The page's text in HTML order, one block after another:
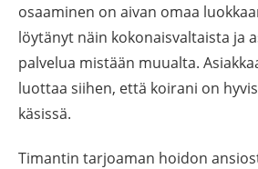
osaaminen on aivan omaa
löytänyt näin kokonaisvaltaista ja
palvelua mistään muualta.
luottaa siihen, että koirani on
käsissä.
Timantin tarjoaman hoidon